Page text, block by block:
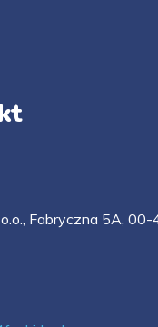
Fabryczna 5A, 00-